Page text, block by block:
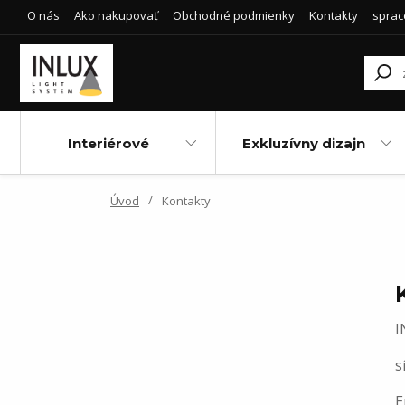
O nás Ako nakupovať Obchodné podmienky Kontakty
Interiérové Exkluzívny dizajn
Úvod Kontakty